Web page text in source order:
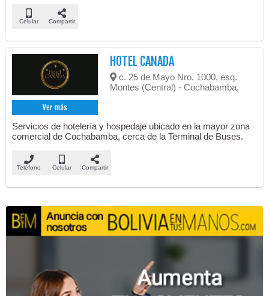
Celular Compartir
Ver más
HOTEL CANADA
c. 25 de Mayo Nro. 1000, esq.
Montes (Central) - Cochabamba,
Servicios de hotelería y hospedaje ubicado en la mayor zona
comercial de Cochabamba, cerca de la Terminal de Buses.
Teléfono Celular Compartir